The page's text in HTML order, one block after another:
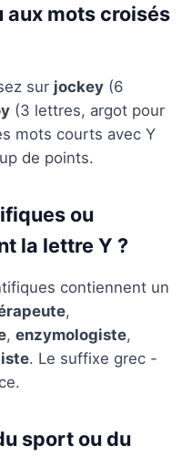
aux mots croisés
sur jockey (6
(3 lettres, argot pour
mots courts avec Y
de points.
ou
la lettre Y ?
contiennent un
,
, enzymologiste,
. Le suffixe grec -
sport ou du